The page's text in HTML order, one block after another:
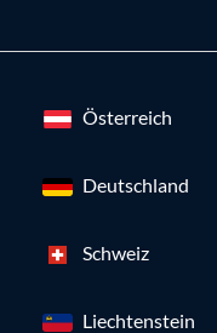
Österreich
Deutschland
Schweiz
Liechtenstein